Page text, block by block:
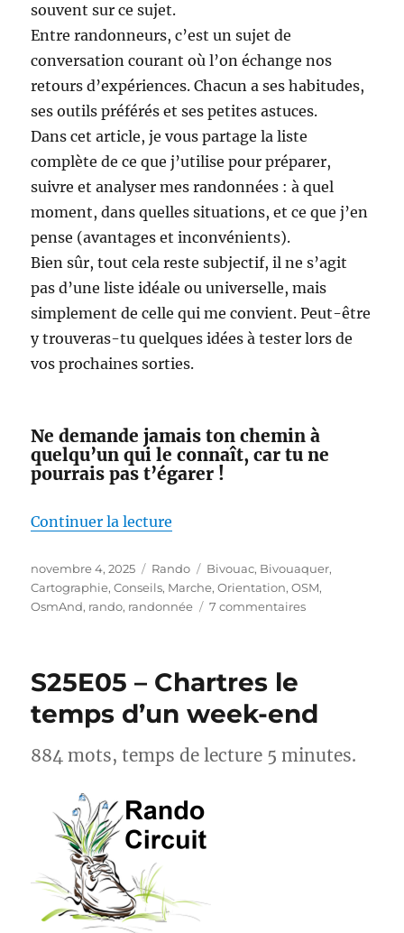
souvent sur ce sujet.
Entre randonneurs, c’est un sujet de
conversation courant où l’on échange nos
retours d’expériences. Chacun a ses habitudes,
ses outils préférés et ses petites astuces.
Dans cet article, je vous partage la liste
complète de ce que j’utilise pour préparer,
suivre et analyser mes randonnées : à quel
moment, dans quelles situations, et ce que j’en
pense (avantages et inconvénients).
Bien sûr, tout cela reste subjectif, il ne s’agit
pas d’une liste idéale ou universelle, mais
simplement de celle qui me convient. Peut-être
y trouveras-tu quelques idées à tester lors de
vos prochaines sorties.
Ne demande jamais ton chemin à
quelqu’un qui le connaît, car tu ne
pourrais pas t’égarer !
Continuer la lecture
Publié
le
novembre 4, 2025 Catégories
Rando Étiquettes
Bivouac, Bivouaquer,
Cartographie,Conseils, Marche,Orientation,OSM,
OsmAnd, rando, randonnée 7 commentairessur
–
pendant
S25E05 – Chartres le
temps d’un week-end
884 mots, temps de lecture 5 minutes.